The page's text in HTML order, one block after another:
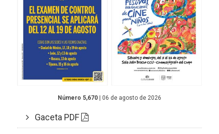
Número 5,670 | 06 de agosto de 2026
Gaceta PDF